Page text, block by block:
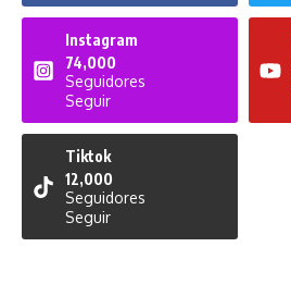
Instagram
74,000
Seguidores
Seguir
Tiktok
12,000
Seguidores
Seguir